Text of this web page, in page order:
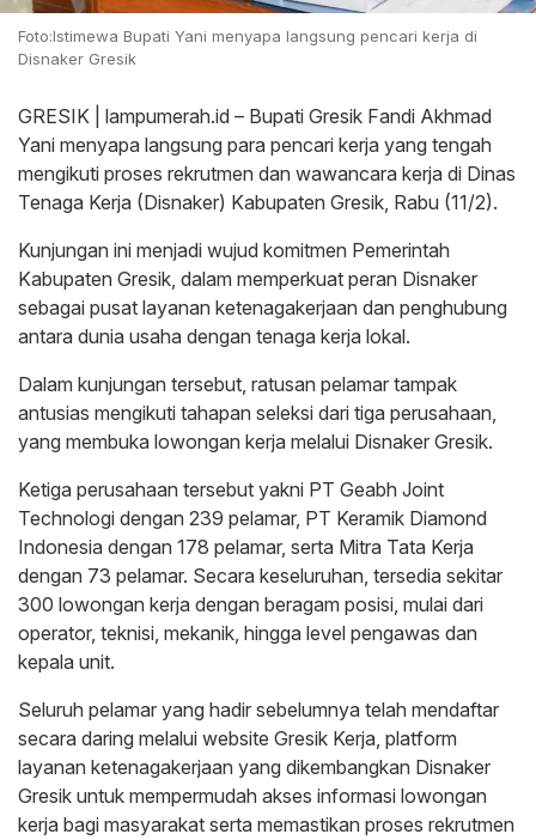
Foto:Istimewa Bupati Yani menyapa langsung pencari kerja di
Disnaker Gresik
GRESIK | lampumerah.id – Bupati Gresik Fandi Akhmad
Yani menyapa langsung para pencari kerja yang tengah
mengikuti proses rekrutmen dan wawancara kerja di Dinas
Tenaga Kerja (Disnaker) Kabupaten Gresik, Rabu (11/2).
Kunjungan ini menjadi wujud komitmen Pemerintah
Kabupaten Gresik, dalam memperkuat peran Disnaker
sebagai pusat layanan ketenagakerjaan dan penghubung
antara dunia usaha dengan tenaga kerja lokal.
Dalam kunjungan tersebut, ratusan pelamar tampak
antusias mengikuti tahapan seleksi dari tiga perusahaan,
yang membuka lowongan kerja melalui Disnaker Gresik.
Ketiga perusahaan tersebut yakni PT Geabh Joint
Technologi dengan 239 pelamar, PT Keramik Diamond
Indonesia dengan 178 pelamar, serta Mitra Tata Kerja
dengan 73 pelamar. Secara keseluruhan, tersedia sekitar
300 lowongan kerja dengan beragam posisi, mulai dari
operator, teknisi, mekanik, hingga level pengawas dan
kepala unit.
Seluruh pelamar yang hadir sebelumnya telah mendaftar
secara daring melalui website Gresik Kerja, platform
layanan ketenagakerjaan yang dikembangkan Disnaker
Gresik untuk mempermudah akses informasi lowongan
kerja bagi masyarakat serta memastikan proses rekrutmen